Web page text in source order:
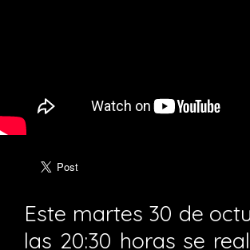
Este martes 30 de
las 20:30 horas se